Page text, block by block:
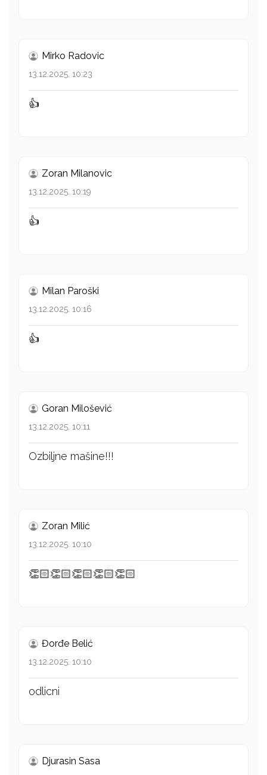
Mirko Radovic
13.12.2025. 10:23
👍
Zoran Milanovic
13.12.2025. 10:19
👍
Milan Paroški
13.12.2025. 10:16
👍
Goran Milošević
13.12.2025. 10:11
Ozbiljne mašine!!!
Zoran Milić
13.12.2025. 10:10
👏🏻👏🏻👏🏻👏🏻👏🏻
Đorđe Belić
13.12.2025. 10:10
odlicni
Djurasin Sasa